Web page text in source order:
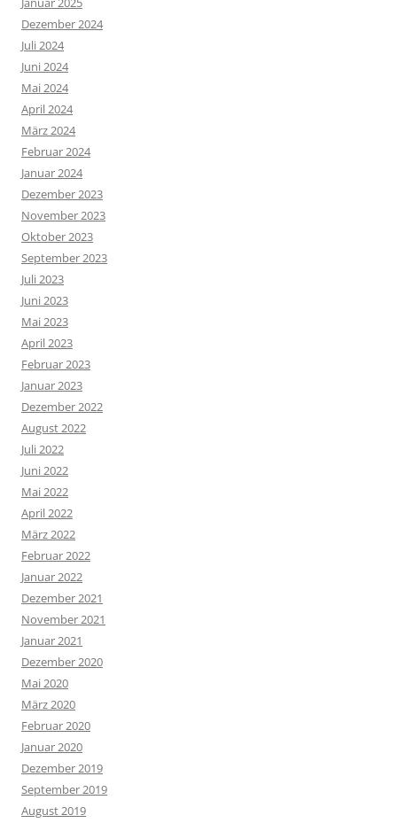
Dezember 2024
Juli 2024
Juni 2024
Mai 2024
April 2024
März 2024
Februar 2024
Januar 2024
Dezember 2023
November 2023
Oktober 2023
September 2023
Juli 2023
Juni 2023
Mai 2023
April 2023
Februar 2023
Januar 2023
Dezember 2022
August 2022
Juli 2022
Juni 2022
Mai 2022
April 2022
März 2022
Februar 2022
Januar 2022
Dezember 2021
November 2021
Januar 2021
Dezember 2020
Mai 2020
März 2020
Februar 2020
Januar 2020
Dezember 2019
September 2019
August 2019